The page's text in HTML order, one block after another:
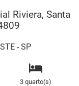
Riviera, Santa
- SP
3 quarto(s)